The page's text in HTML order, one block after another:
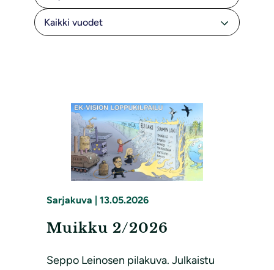
Sarjakuva | 13.05.2026
Muikku 2/2026
Seppo Leinosen pilakuva. Julkaistu